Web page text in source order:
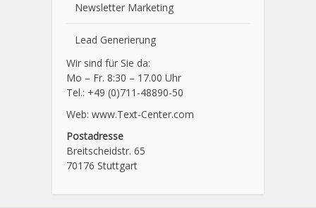
Newsletter Marketing
Lead Generierung
Wir sind für Sie da:
Mo – Fr. 8:30 – 17.00 Uhr
Tel.: +49 (0)711-48890-50
Web: www.Text-Center.com
Postadresse
Breitscheidstr. 65
70176 Stuttgart